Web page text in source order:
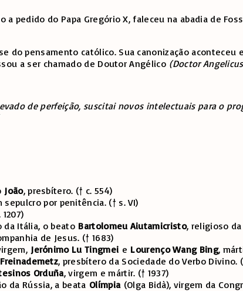
pedido do Papa Gregório X, faleceu na abadia de
pensamento católico. Sua canonização aconteceu
a ser chamado de Doutor Angélico (Doctor
de perfeição, suscitai novos intelectuais para o
João, presbítero. († c. 554)
por penitência. († s. VI)
da Itália, o beato Bartolomeu Aiutamicristo, religioso da
de Jesus. († 1683)
Jerónimo Lu Tingmei e Lourenço Wang Bing,
, presbítero da Sociedade do Verbo Divino.
Orduña, virgem e mártir. († 1937)
da Rússia, a beata Olímpia (Olga Bidà), virgem da